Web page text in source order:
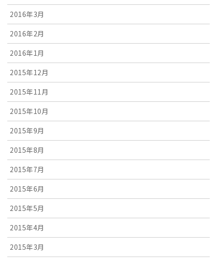
2016年3月
2016年2月
2016年1月
2015年12月
2015年11月
2015年10月
2015年9月
2015年8月
2015年7月
2015年6月
2015年5月
2015年4月
2015年3月